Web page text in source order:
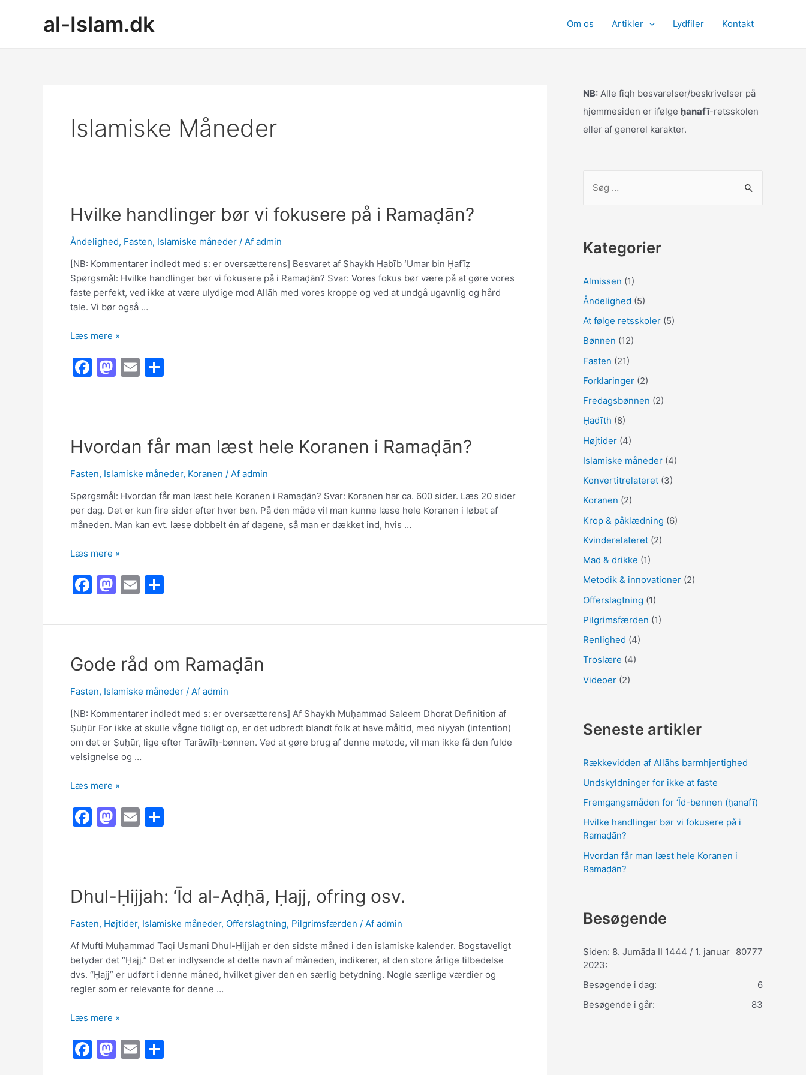
al-Islam.dk Om os Artikler Lydfiler Kontakt
Islamiske Måneder
Hvilke handlinger bør vi fokusere på i Ramaḍān?
Åndelighed, Fasten, Islamiske måneder / Af admin
[NB: Kommentarer indledt med s: er oversætterens] Besvaret af Shaykh Ḥabīb ʻUmar bin Ḥafīẓ
Spørgsmål: Hvilke handlinger bør vi fokusere på i Ramaḍān? Svar: Vores fokus bør være på at gøre vores
faste perfekt, ved ikke at være ulydige mod Allāh med vores kroppe og ved at undgå ugavnlig og hård
tale. Vi bør også …
Hvilke
bør
vi
på
Læs mere »
F
c
b
o
k
M
st
d
n
E
ai ar
Hvordan får man læst hele Koranen i Ramaḍān?
Fasten, Islamiske måneder, Koranen / Af admin
Spørgsmål: Hvordan får man læst hele Koranen i Ramaḍān? Svar: Koranen har ca. 600 sider. Læs 20 sider
per dag. Det er kun fire sider efter hver bøn. På den måde vil man kunne læse hele Koranen i løbet af
måneden. Man kan evt. læse dobbelt én af dagene, så man er dækket ind, hvis …
Hvordan
man
læst
Koranen
Læs mere »
F
c
b
o
k
M
st
d
n
E
ai ar
Gode råd om Ramaḍān
Fasten, Islamiske måneder / Af admin
[NB: Kommentarer indledt med s: er oversætterens] Af Shaykh Muḥammad Saleem Dhorat Definition af
Ṣuḥūr For ikke at skulle vågne tidligt op, er det udbredt blandt folk at have måltid, med niyyah (intention)
om det er Ṣuḥūr, lige efter Tarāwīḥ-bønnen. Ved at gøre brug af denne metode, vil man ikke få den fulde
velsignelse og …
Gode
om
Ramaḍān
Læs mere »
F
c
b
o
k
M
st
d
o
n
E
ai ar
Dhul-Ḥijjah: ‘Īd al-Aḍḥā, Ḥajj, ofring osv.
Fasten, Højtider, Islamiske måneder, Offerslagtning, Pilgrimsfærden / Af admin
Af Mufti Muḥammad Taqi Usmani Dhul-Ḥijjah er den sidste måned i den islamiske kalender. Bogstaveligt
betyder det “Ḥajj.” Det er indlysende at dette navn af måneden, indikerer, at den store årlige tilbedelse
dvs. “Ḥajj” er udført i denne måned, hvilket giver den en særlig betydning. Nogle særlige værdier og
regler som er relevante for denne …
Dhul-
‘Īd
al-
Læs mere »
F
M E
NB: Alle fiqh besvarelser/beskrivelser på
hjemmesiden er ifølge ḥanafī-retsskolen
eller af generel karakter.
e
r
:
Kategorier
Almissen (1)
Åndelighed (5)
At følge retsskoler (5)
Bønnen (12)
Fasten (21)
Forklaringer (2)
Fredagsbønnen (2)
Ḥadīth (8)
Højtider (4)
Islamiske måneder (4)
Konvertitrelateret (3)
Koranen (2)
Krop & påklædning (6)
Kvinderelateret (2)
Mad & drikke (1)
Metodik & innovationer (2)
Offerslagtning (1)
Pilgrimsfærden (1)
Renlighed (4)
Troslære (4)
Videoer (2)
Seneste artikler
Rækkevidden af Allāhs barmhjertighed
Undskyldninger for ikke at faste
Fremgangsmåden for ‘Īd-bønnen (ḥanafī)
Hvilke handlinger bør vi fokusere på i
Ramaḍān?
Hvordan får man læst hele Koranen i
Ramaḍān?
Besøgende
80777
Siden: 8. Jumāda II 1444 / 1. januar
2023:
6
Besøgende i dag:
83
Besøgende i går: